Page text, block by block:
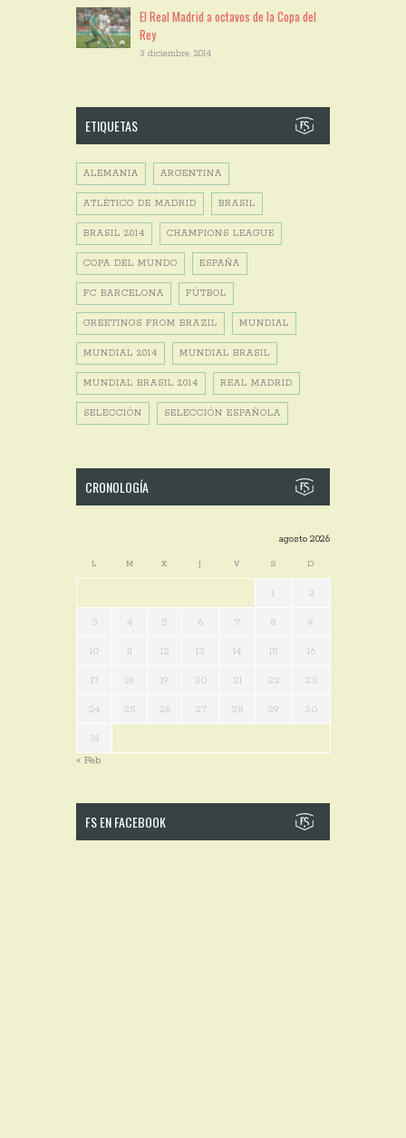
El Real Madrid a octavos de la Copa del
Rey
3 diciembre, 2014
ETIQUETAS
ALEMANIA ARGENTINA
ATLÉTICO DE MADRID BRASIL
BRASIL 2014 CHAMPIONS LEAGUE
COPA DEL MUNDO ESPAÑA
FC BARCELONA FÚTBOL
GREETINGS FROM BRAZIL MUNDIAL
MUNDIAL 2014 MUNDIAL BRASIL
MUNDIAL BRASIL 2014 REAL MADRID
SELECCIÓN SELECCIÓN ESPAÑOLA
CRONOLOGÍA
agosto 2026
L M X J V S D
1 2
3 4 5 6 7 8 9
10 11 12 13 14 15 16
17 18 19 20 21 22 23
24 25 26 27 28 29 30
31
« Feb
FS EN FACEBOOK